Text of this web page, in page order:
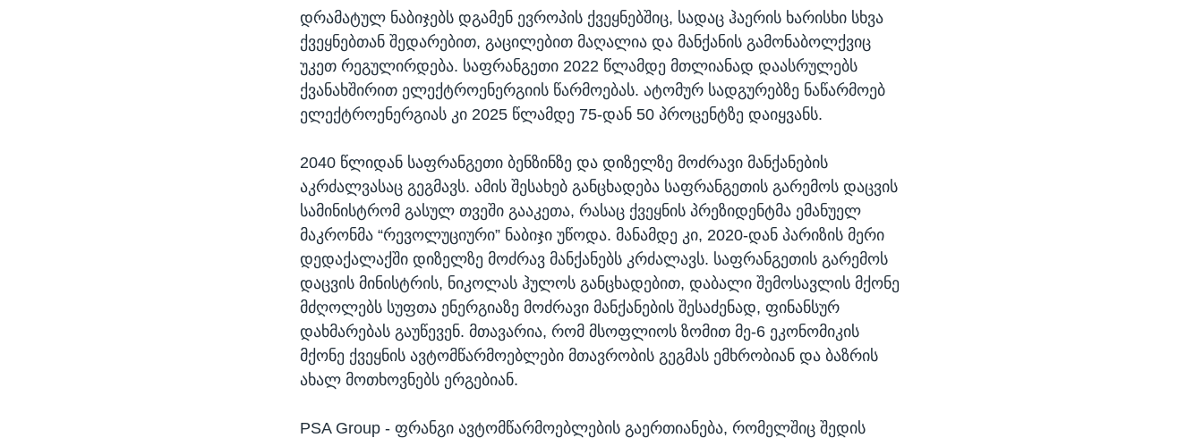
დრამატულ ნაბიჯებს დგამენ ევროპის ქვეყნებშიც, სადაც ჰაერის ხარისხი სხვა
ქვეყნებთან შედარებით, გაცილებით მაღალია და მანქანის გამონაბოლქვიც
უკეთ რეგულირდება. საფრანგეთი 2022 წლამდე მთლიანად დაასრულებს
ქვანახშირით ელექტროენერგიის წარმოებას. ატომურ სადგურებზე ნაწარმოებ
ელექტროენერგიას კი 2025 წლამდე 75-დან 50 პროცენტზე დაიყვანს.
2040 წლიდან საფრანგეთი ბენზინზე და დიზელზე მოძრავი მანქანების
აკრძალვასაც გეგმავს. ამის შესახებ განცხადება საფრანგეთის გარემოს დაცვის
სამინისტრომ გასულ თვეში გააკეთა, რასაც ქვეყნის პრეზიდენტმა ემანუელ
მაკრონმა “რევოლუციური” ნაბიჯი უწოდა. მანამდე კი, 2020-დან პარიზის მერი
დედაქალაქში დიზელზე მოძრავ მანქანებს კრძალავს. საფრანგეთის გარემოს
დაცვის მინისტრის, ნიკოლას ჰულოს განცხადებით, დაბალი შემოსავლის მქონე
მძღოლებს სუფთა ენერგიაზე მოძრავი მანქანების შესაძენად, ფინანსურ
დახმარებას გაუწევენ. მთავარია, რომ მსოფლიოს ზომით მე-6 ეკონომიკის
მქონე ქვეყნის ავტომწარმოებლები მთავრობის გეგმას ემხრობიან და ბაზრის
ახალ მოთხოვნებს ერგებიან.
PSA Group - ფრანგი ავტომწარმოებლების გაერთიანება, რომელშიც შედის